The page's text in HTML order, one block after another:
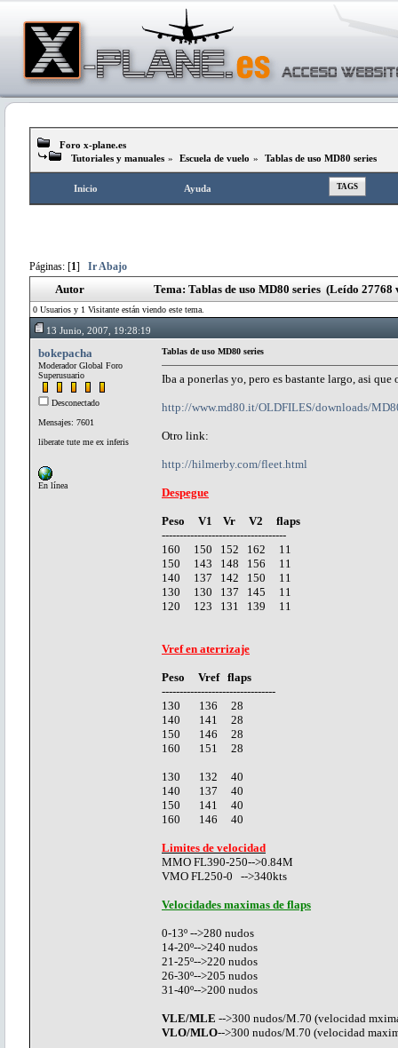
Foro x-plane.es
Tutoriales y manuales » Escuela de vuelo » Tablas de uso MD80 series
Inicio Ayuda TAGS
Páginas: [1] Ir Abajo
Autor Tema: Tablas de uso MD80 series (Leído 27768
0 Usuarios y 1 Visitante están viendo este tema.
13 Junio, 2007, 19:28:19
bokepacha
Moderador Global Foro
Superusuario
Desconectado
Mensajes: 7601
liberate tute me ex inferis
En línea
Tablas de uso MD80 series
Iba a ponerlas yo, pero es bastante largo, asi
http://www.md80.it/OLDFILES/downloads/
Otro link:
http://hilmerby.com/fleet.html
Despegue
Peso V1 Vr V2 flaps
-----------------------------------
160 150 152 162 11
150 143 148 156 11
140 137 142 150 11
130 130 137 145 11
120 123 131 139 11
Vref en aterrizaje
Peso Vref flaps
--------------------------------
130 136 28
140 141 28
150 146 28
160 151 28
130 132 40
140 137 40
150 141 40
160 146 40
Limites de velocidad
MMO FL390-250-->0.84M
VMO FL250-0 -->340kts
Velocidades maximas de flaps
0-13º -->280 nudos
14-20º-->240 nudos
21-25º-->220 nudos
26-30º-->205 nudos
31-40º-->200 nudos
VLE/MLE -->300 nudos/M.70 (velocidad
VLO/MLO-->300 nudos/M.70 (velocidad